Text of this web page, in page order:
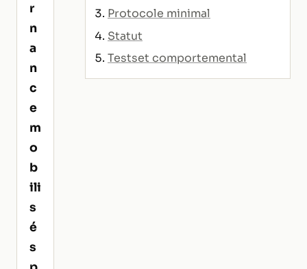
r
n
a
n
c
e
m
o
b
ili
s
é
s
Protocole minimal
Statut
Testset comportemental